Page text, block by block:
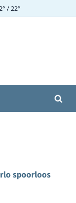
/ 22°
spoorloos